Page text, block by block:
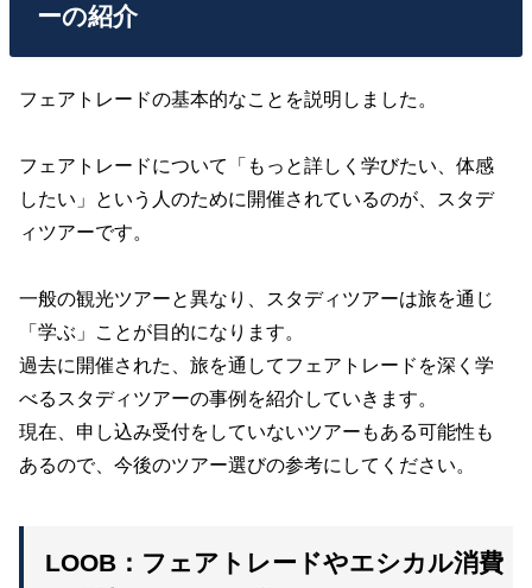
ーの紹介
フェアトレードの基本的なことを説明しました。
フェアトレードについて「もっと詳しく学びたい、体感
したい」という人のために開催されているのが、スタデ
ィツアーです。
一般の観光ツアーと異なり、スタディツアーは旅を通じ
「学ぶ」ことが目的になります。
過去に開催された、旅を通してフェアトレードを深く学
べるスタディツアーの事例を紹介していきます。
現在、申し込み受付をしていないツアーもある可能性も
あるので、今後のツアー選びの参考にしてください。
LOOB：フェアトレードやエシカル消費